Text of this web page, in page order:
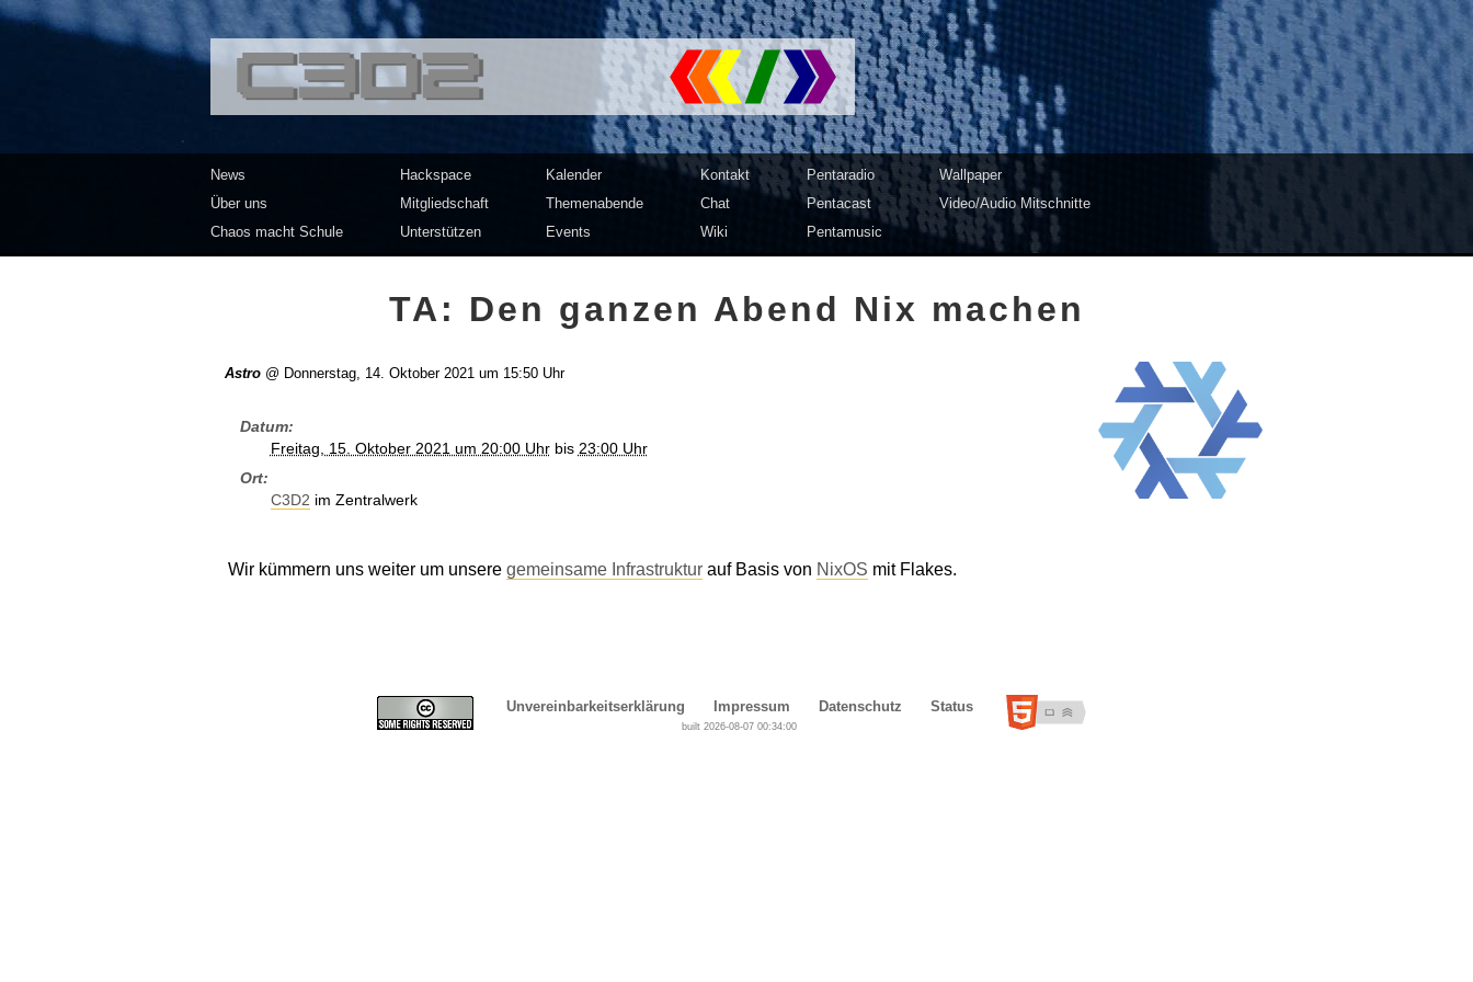
<<</>> Chaos Computer Club Dresden | c3d2
News
Über uns
Chaos macht Schule
Hackspace
Mitgliedschaft
Unterstützen
Kalender
Themenabende
Events
Kontakt
Chat
Wiki
Pentaradio
Pentacast
Pentamusic
Wallpaper
Video/Audio Mitschnitte
TA: Den ganzen Abend Nix machen
Astro @ Donnerstag, 14. Oktober 2021 um 15:50 Uhr
Datum
Freitag, 15. Oktober 2021 um 20:00 Uhrbis 23:00 Uhr
Ort
C3D2 im Zentralwerk
Wir kümmern uns weiter um unsere gemeinsame Infrastruktur auf Basis von NixOS mit Flakes.
Unvereinbarkeitserklärung Impressum Datenschutz Status
built 2026-08-07 00:34:00